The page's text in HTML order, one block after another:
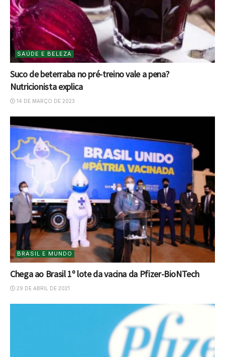
SAÚDE E BELEZA
Suco de beterraba no pré-treino vale a pena?
Nutricionista explica
14 DE MARÇO DE 2023
BRASIL E MUNDO
Chega ao Brasil 1º lote da vacina da Pfizer-BioNTech
29 DE ABRIL DE 2021